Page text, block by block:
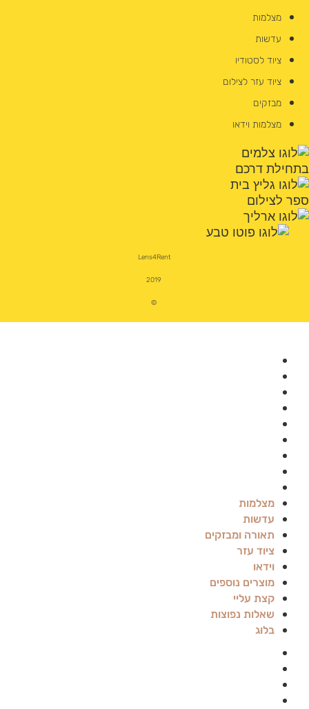
מצלמות
עדשות
ציוד לסטודיו
ציוד עזר לצילום
מבזקים
מצלמות וידאו
Lens4Rent
2019
©
מצלמות
עדשות
תאורה ומבזקים
ציוד עזר
וידאו
מוצרים נוספים
קצת עליי
שאלות נפוצות
בלוג